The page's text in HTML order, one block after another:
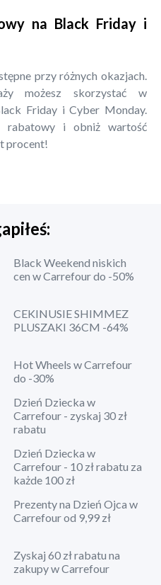
na Black Friday i
przy różnych okazjach.
możesz skorzystać w
Friday i Cyber Monday.
rabatowy i obniż wartość
procent!
Black Weekend niskich
cen w Carrefour do -50%
CEKINUSIE SHIMMEZ
PLUSZAKI 36CM -64%
Hot Wheels w Carrefour
do -30%
Dzień Dziecka w
Carrefour - zyskaj 30 zł
rabatu
Dzień Dziecka w
Carrefour - 10 zł rabatu za
każde 100 zł
Prezenty na Dzień Ojca w
Carrefour od 9,99 zł
Zyskaj 60 zł rabatu na
zakupy w Carrefour